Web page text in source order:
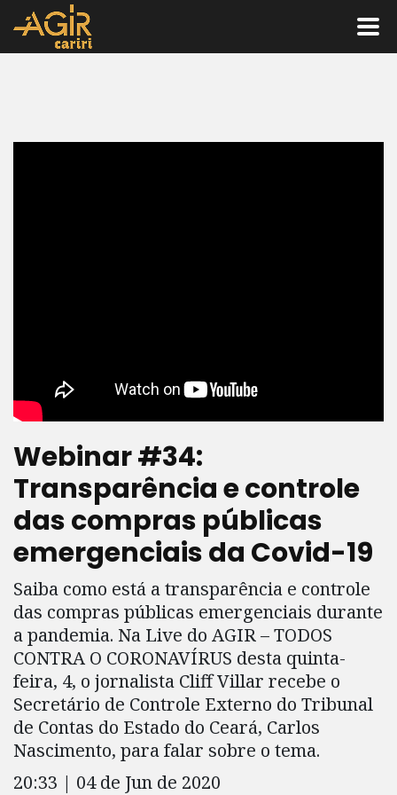
Webinar #34:
Transparência e controle
das compras públicas
emergenciais da Covid-19
Saiba como está a transparência e controle
das compras públicas emergenciais durante
a pandemia. Na Live do AGIR – TODOS
CONTRA O CORONAVÍRUS desta quinta-
feira, 4, o jornalista Cliff Villar recebe o
Secretário de Controle Externo do Tribunal
de Contas do Estado do Ceará, Carlos
Nascimento, para falar sobre o tema.
20:33 | 04 de Jun de 2020